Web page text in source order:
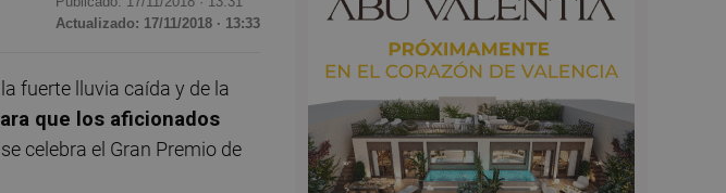
Actualizado: 17/11/2018 · 13:33
fuerte lluvia caída y de la
que los aficionados
celebra el Gran Premio de